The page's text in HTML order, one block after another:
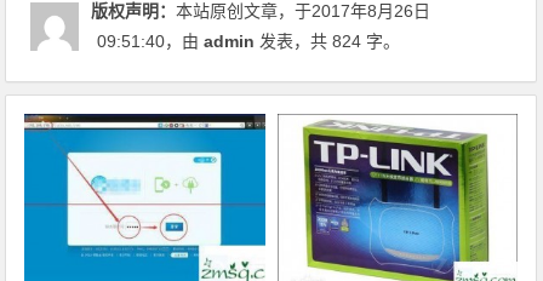
版权声明：本站原创文章，于2017年8月26日
09:51:40，由admin 发表，共 824 字。